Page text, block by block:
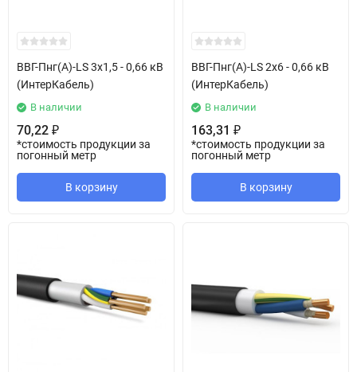
ВВГ-Пнг(А)-LS 3х1,5 - 0,66 кВ
(ИнтерКабель)
В наличии
70,22 ₽
*стоимость продукции за
погонный метр
В корзину
ВВГ-Пнг(А)-LS 2х6 - 0,66 кВ
(ИнтерКабель)
В наличии
163,31 ₽
*стоимость продукции за
погонный метр
В корзину